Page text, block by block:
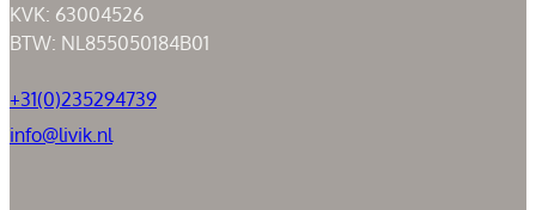
KVK: 63004526
BTW: NL855050184B01
+31(0)235294739
info@livik.nl